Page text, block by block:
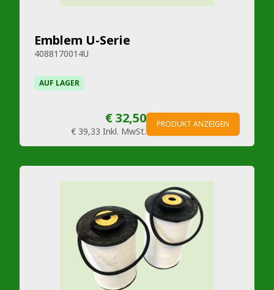
Emblem U-Serie
4088170014U
AUF LAGER
€ 32,50
€ 39,33 Inkl. MwSt.
PRODUKT ANZEIGEN